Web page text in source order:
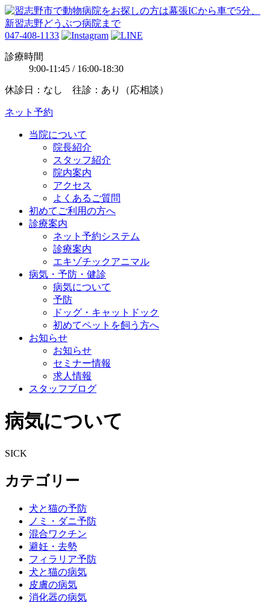
047-408-1133
診療時間
9:00-11:45 / 16:00-18:30
休診日：なし 往診：あり（応相談）
ネット予約
当院について
院長紹介
スタッフ紹介
院内案内
アクセス
よくあるご質問
初めてご利用の方へ
診療案内
ネット予約システム
診療案内
エキゾチックアニマル
病気・予防・健診
病気について
予防
ドッグ・キャットドック
初めてペットを飼う方へ
お知らせ
お知らせ
セミナー情報
求人情報
スタッフブログ
病気について
SICK
カテゴリー
犬と猫の予防
ノミ・ダニ予防
混合ワクチン
避妊・去勢
フィラリア予防
犬と猫の病気
皮膚の病気
消化器の病気